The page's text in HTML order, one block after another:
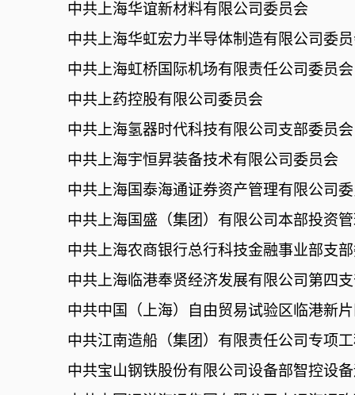
中共上海华谊新材料有限公司委员会
中共上海华虹宏力半导体制造有限公司委
中共上海虹桥国际机场有限责任公司委员会
中共上药控股有限公司委员会
中共上海氢器时代科技有限公司支部委员会
中共上海宇恒昇装备技术有限公司委员会
中共上海国泰海通证券资产管理有限公司
中共上海国盛（集团）有限公司本部投资
中共上海农商银行总行科技金融事业部支
中共上海临港奉贤经济发展有限公司第四
中共中国（上海）自由贸易试验区临港新
中共江南造船（集团）有限责任公司专项
中共宝山钢铁股份有限公司设备部智控设